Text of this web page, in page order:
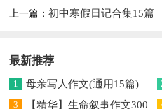
上一篇：初中寒假日记合集15篇
最新推荐
1 母亲写人作文(通用15篇)
3 【精华】生命叙事作文300